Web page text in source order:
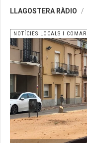
LLAGOSTERA RÀDIO
NOTÍCIES LOCALS I